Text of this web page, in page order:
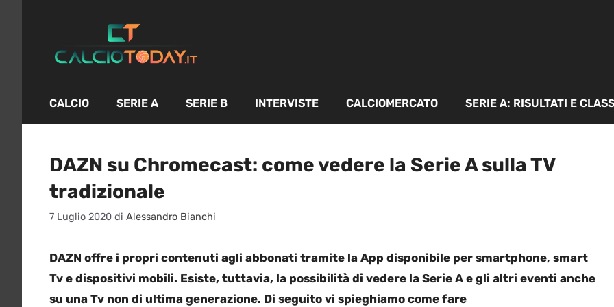
contenuto
CALCIO SERIE A SERIE B INTERVISTE CALCIOMERCATO SERIE A: RISULTATI E
DAZN su Chromecast: come vedere la Serie A sulla TV
tradizionale
7 Luglio 2020 di Alessandro Bianchi
DAZN offre i propri contenuti agli abbonati tramite la App disponibile per smartphone, smart
Tv e dispositivi mobili. Esiste, tuttavia, la possibilità di vedere la Serie A e gli altri eventi anche
su una Tv non di ultima generazione. Di seguito vi spieghiamo come fare